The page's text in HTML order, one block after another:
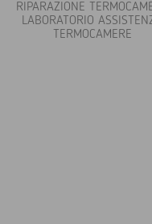
RIPARAZIONE
LABORATORIO
TERMOCAMERE